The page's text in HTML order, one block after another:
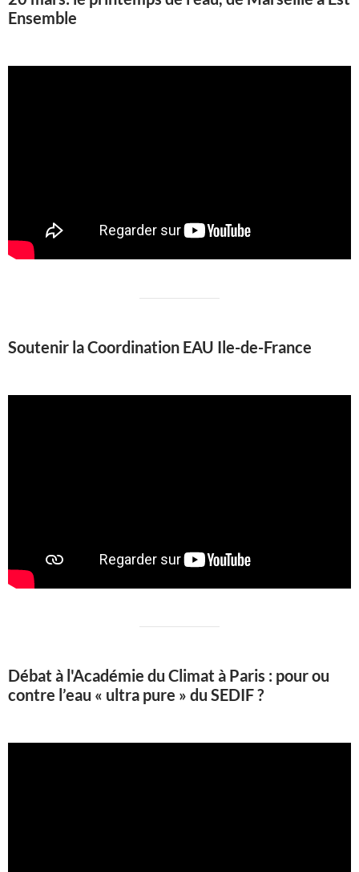
Ensemble
Soutenir la Coordination EAU Ile-de-France
Débat à l'Académie du Climat à Paris : pour ou
contre l’eau « ultra pure » du SEDIF ?